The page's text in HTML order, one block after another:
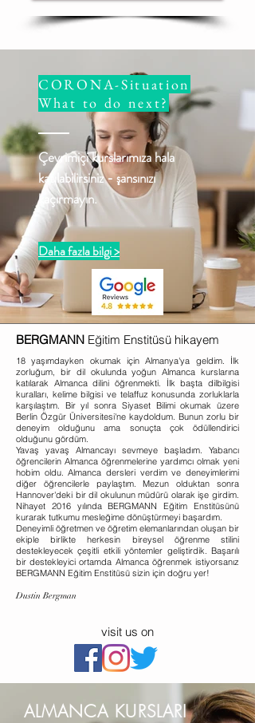
CORONA-Situation
What to do next?
Çevrimiçi kurslarımıza hala
katılabilirsiniz - şansınızı
kaçırmayın.
Daha fazla bilgi >
BERGMANN Eğitim Enstitüsü hikayem
18 yaşımdayken okumak için Almanya'ya geldim. İlk
zorluğum, bir dil okulunda yoğun Almanca kurslarına
katılarak Almanca dilini öğrenmekti. İlk başta dilbilgisi
kuralları, kelime bilgisi ve telaffuz konusunda zorluklarla
karşılaştım. Bir yıl sonra Siyaset Bilimi okumak üzere
Berlin Özgür Üniversitesi'ne kaydoldum. Bunun zorlu bir
deneyim olduğunu ama sonuçta çok ödüllendirici
olduğunu gördüm.
Yavaş yavaş Almancayı sevmeye başladım. Yabancı
öğrencilerin Almanca öğrenmelerine yardımcı olmak yeni
hobim oldu. Almanca dersleri verdim ve deneyimlerimi
diğer öğrencilerle paylaştım. Mezun olduktan sonra
Hannover'deki bir dil okulunun müdürü olarak işe girdim.
Nihayet 2016 yılında BERGMANN Eğitim Enstitüsünü
kurarak tutkumu mesleğime dönüştürmeyi başardım.
Deneyimli öğretmen ve öğretim elemanlarından oluşan bir
ekiple birlikte herkesin bireysel öğrenme stilini
destekleyecek çeşitli etkili yöntemler geliştirdik. Başarılı
bir destekleyici ortamda Almanca öğrenmek istiyorsanız
BERGMANN Eğitim Enstitüsü sizin için doğru yer!
Dustin Bergman
visit us on
ALMANCA KURSLARI